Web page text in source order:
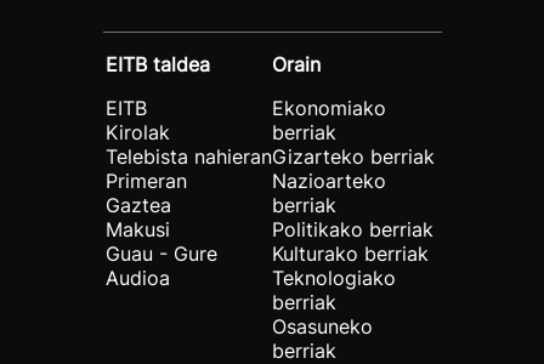
EITB taldea
EITB
Kirolak
Telebista nahieran
Primeran
Gaztea
Makusi
Guau - Gure
Audioa
Orain
Ekonomiako
berriak
Gizarteko berriak
Nazioarteko
berriak
Politikako berriak
Kulturako berriak
Teknologiako
berriak
Osasuneko
berriak